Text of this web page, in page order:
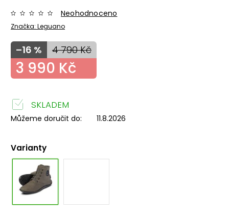
Značka: Leguano
Neohodnoceno
Varianty
4 790 Kč
–16 %
3 990 Kč
SKLADEM
Můžeme doručit do: 11.8.2026